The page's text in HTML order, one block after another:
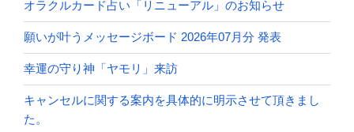
オラクルカード占い「リニューアル」のお知らせ
願いが叶うメッセージボード 2026年07月分 発表
幸運の守り神「ヤモリ」来訪
キャンセルに関する案内を具体的に明示させて頂きまし
た。